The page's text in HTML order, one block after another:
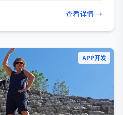
查看详情 →
APP开发